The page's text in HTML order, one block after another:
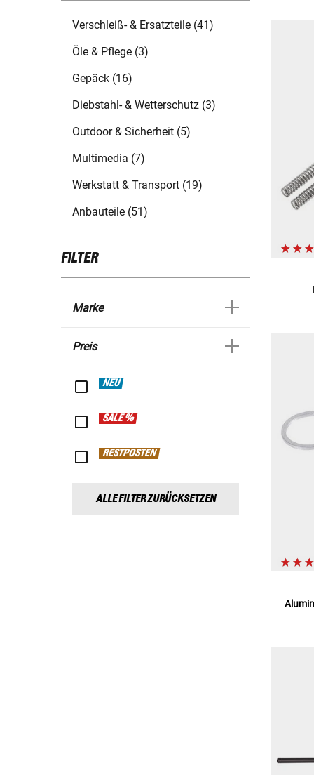
Verschleiß- & Ersatzteile (41)
Öle & Pflege (3)
Gepäck (16)
Diebstahl- & Wetterschutz (3)
Outdoor & Sicherheit (5)
Multimedia (7)
Werkstatt & Transport (19)
Anbauteile (51)
FILTER
Marke
Preis
NEU
SALE %
RESTPOSTEN
ALLE FILTER ZURÜCKSETZEN